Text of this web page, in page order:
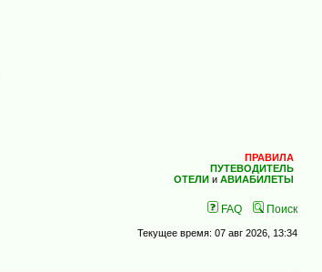
ПРАВИЛА
ПУТЕВОДИТЕЛЬ
ОТЕЛИ и АВИАБИЛЕТЫ
FAQ Поиск
Текущее время: 07 авг 2026, 13:34